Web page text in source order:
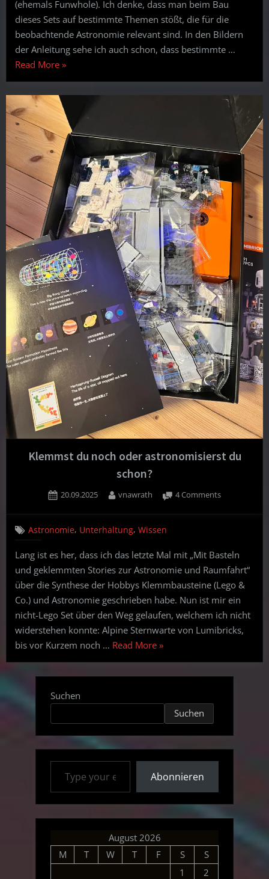
in
der
Astronomie
(ehemals Funwhole). Ich denke, dass man beim Bau
dieses Sets auf bestimmte Themen stößt, die für die
beobachtende Astronomie relevant sind. In den Bildern
der Anleitung sehe ich auch schon, dass bestimmte …
Read More“Geklemmte
mit
der
alpinen
Sternwarte:
Thema
–
Licht
in
der
Astronomie”
»
Klemmst du noch oder astronomisierst du
schon?
Posted
20.09.2025 By
vnawrath 4 Commentson
du
schon?
Astronomie, Unterhaltung,Wissen
Lang ist es her, dass ich das letzte Mal mit „Mit Basteln
und geklemmten Stories zur Astronomie und Raumfahrt“
über die Synthese der Hobbys Klemmbausteine (Lego &
Co.) und Astronomie geschrieben habe. Nun ist mir ein
nicht-Lego Set über den Weg gelaufen, welchem ich nicht
widerstehen konnte: Alpine Sternwarte von Lumibricks,
bis vor Kurzem noch … Read More“Klemmst
du
noch
astronomisierst
du
schon?”
»
Suchen
Suchen
Type your email…
Abonnieren
August 2026
M
T W T F S
S
1
2